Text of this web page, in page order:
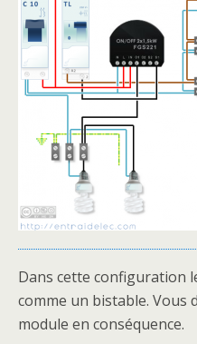
Dans cette configuration
comme un bistable. Vous
module en conséquence.